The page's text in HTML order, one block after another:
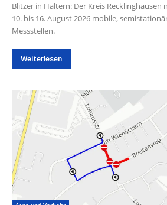
Blitzer in Haltern: Der Kreis
10. bis 16. August 2026 mobile,
Messstellen.
Weiterlesen